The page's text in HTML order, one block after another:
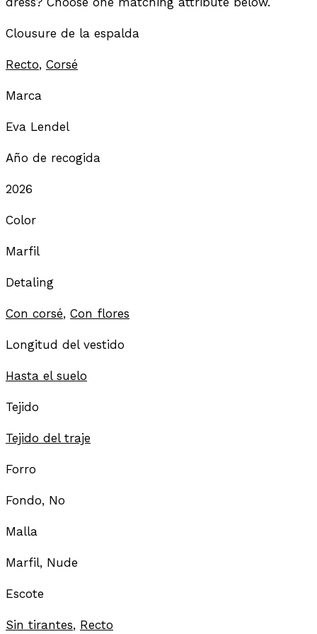
Clousure de la espalda
Recto, Corsé
Marca
Eva Lendel
Año de recogida
2026
Color
Marfil
Detaling
Con corsé, Con flores
Longitud del vestido
Hasta el suelo
Tejido
Tejido del traje
Forro
Fondo, No
Malla
Marfil, Nude
Escote
Sin tirantes, Recto